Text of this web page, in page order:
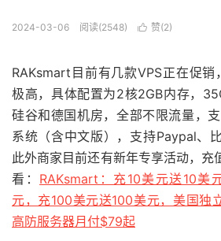
2024-03-06 阅读(2548)  赞(2)
RAKsmart目前有几款VPS正在促
极高，具体配置为2核2GB内存，
硅谷和德国机房，全部不限流量，
系统（含中文版），支持Paypal、
此外商家目前还有新年专享活动，充
看： RAKsmart：充10美元送10美
元，充100美元送100美元，美国独
高防服务器月付$79起